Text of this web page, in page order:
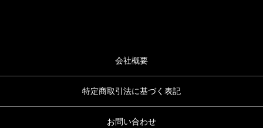
会社概要
特定商取引法に基づく表記
お問い合わせ